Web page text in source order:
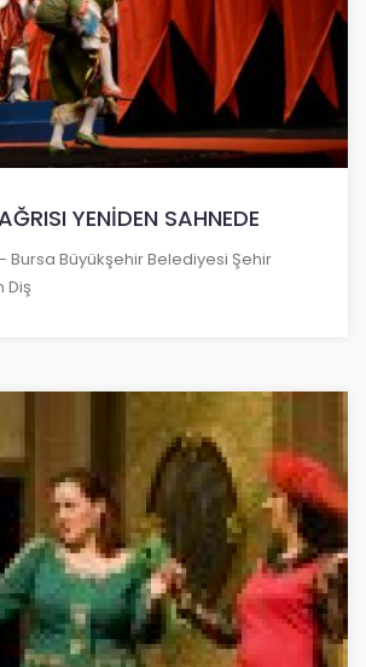
YENİDEN SAHNEDE
Bursa Büyükşehir Belediyesi Şehir
Diş